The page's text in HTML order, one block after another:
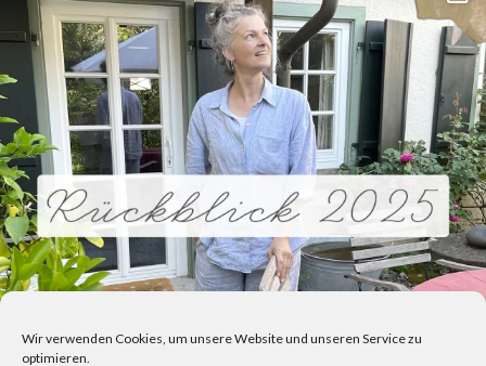
Wir verwenden Cookies, um unsere Website und unseren Service zu
optimieren.